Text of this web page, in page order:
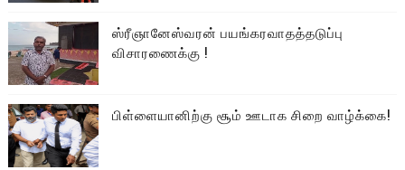
ஸ்ரீஞானேஸ்வரன் பயங்கரவாதத்தடுப்பு
விசாரணைக்கு !
பிள்ளையானிற்கு சூம் ஊடாக சிறை வாழ்க்கை!